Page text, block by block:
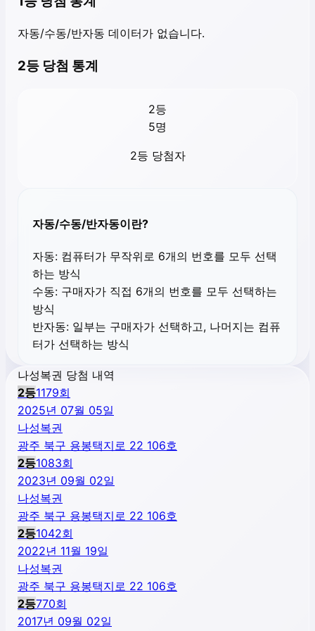
자동/수동/반자동 데이터가 없습니다.
2등 당첨 통계
2등
5명
2등 당첨자
자동/수동/반자동이란?
자동: 컴퓨터가 무작위로 6개의 번호를 모두 선택
하는 방식
수동: 구매자가 직접 6개의 번호를 모두 선택하는
방식
반자동: 일부는 구매자가 선택하고, 나머지는 컴퓨
터가 선택하는 방식
나성복권 당첨 내역
2등1179회
2025년 07월 05일
나성복권
광주 북구 용봉택지로 22 106호
2등1083회
2023년 09월 02일
나성복권
광주 북구 용봉택지로 22 106호
2등1042회
2022년 11월 19일
나성복권
광주 북구 용봉택지로 22 106호
2등770회
2017년 09월 02일